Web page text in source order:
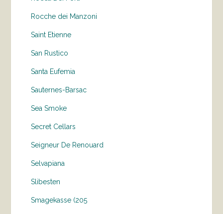
Rocche dei Manzoni
Saint Etienne
San Rustico
Santa Eufemia
Sauternes-Barsac
Sea Smoke
Secret Cellars
Seigneur De Renouard
Selvapiana
Slibesten
Smagekasse (205